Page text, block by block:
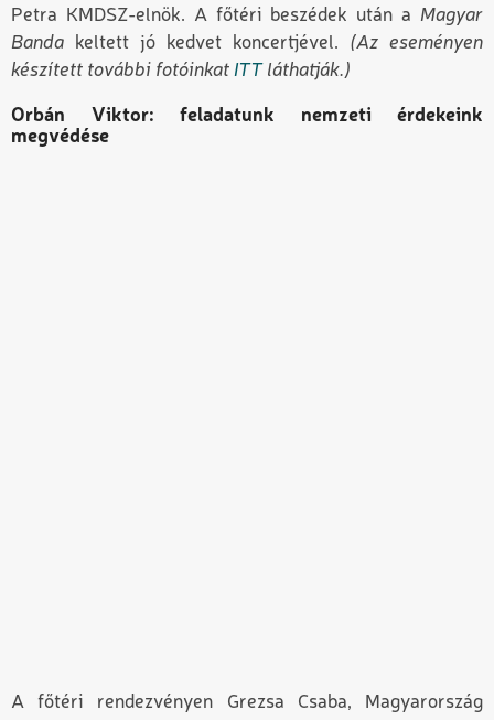
Petra KMDSZ-elnök. A főtéri beszédek után a Magyar
Banda keltett jó kedvet koncertjével. (Az eseményen
készített további fotóinkat ITT láthatják.)
Orbán Viktor: feladatunk nemzeti érdekeink
megvédése
A főtéri rendezvényen Grezsa Csaba, Magyarország